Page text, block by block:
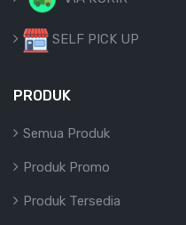
SELF PICK UP
PRODUK
Semua Produk
Produk Promo
Produk Tersedia